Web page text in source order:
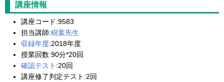
講座情報
講座コード:9583
担当講師:樹葉先生
収録年度:2018年度
授業回数:90分*20回
確認テスト :20回
講座修了判定テスト:2回